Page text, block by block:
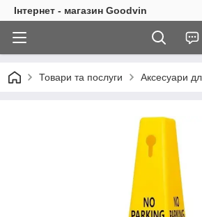
Інтернет - магазин Goodvin
Товари та послуги Аксесуари